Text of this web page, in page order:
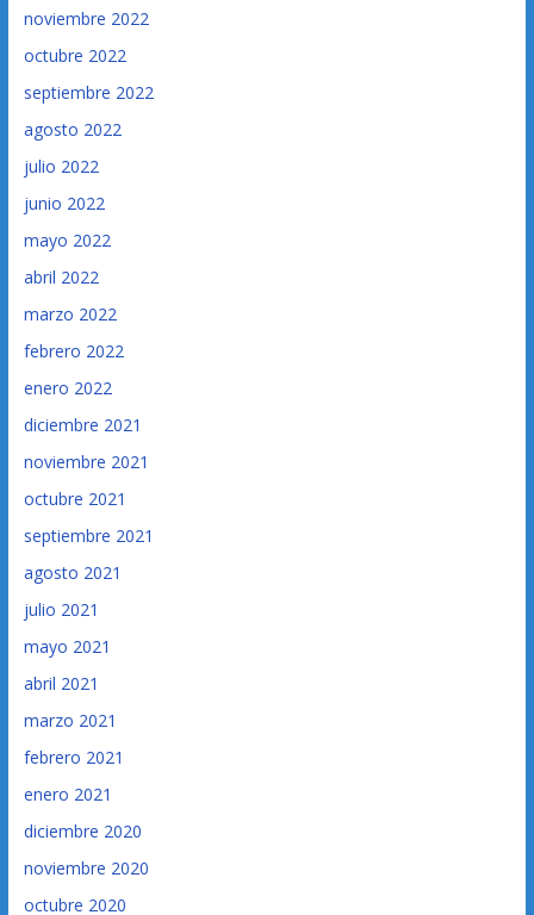
noviembre 2022
octubre 2022
septiembre 2022
agosto 2022
julio 2022
junio 2022
mayo 2022
abril 2022
marzo 2022
febrero 2022
enero 2022
diciembre 2021
noviembre 2021
octubre 2021
septiembre 2021
agosto 2021
julio 2021
mayo 2021
abril 2021
marzo 2021
febrero 2021
enero 2021
diciembre 2020
noviembre 2020
octubre 2020